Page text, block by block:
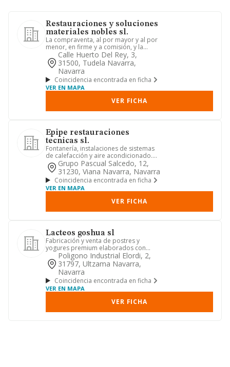
Restauraciones y soluciones
materiales nobles sl.
La compraventa, al por mayor y al por
menor, en firme y a comisión, y la
instalación, reparación y ...
Calle Huerto Del Rey, 3,
31500, Tudela Navarra,
Navarra
Coincidencia encontrada en ficha
VER EN MAPA
VER FICHA
Epipe restauraciones
tecnicas sl.
Fontanería, instalaciones de sistemas
de calefacción y aire acondicionado.
obras hidráulicas. otras...
Grupo Pascual Salcedo, 12,
31230, Viana Navarra, Navarra
Coincidencia encontrada en ficha
VER EN MAPA
VER FICHA
Lacteos goshua sl
Fabricación y venta de postres y
yogures premium elaborados con
leche fresca del pirineo
Poligono Industrial Elordi, 2,
31797, Ultzama Navarra,
Navarra
Coincidencia encontrada en ficha
VER EN MAPA
VER FICHA